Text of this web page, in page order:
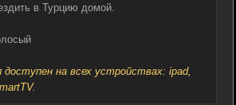
в Турцию домой.
на всех устройствах: ipad,